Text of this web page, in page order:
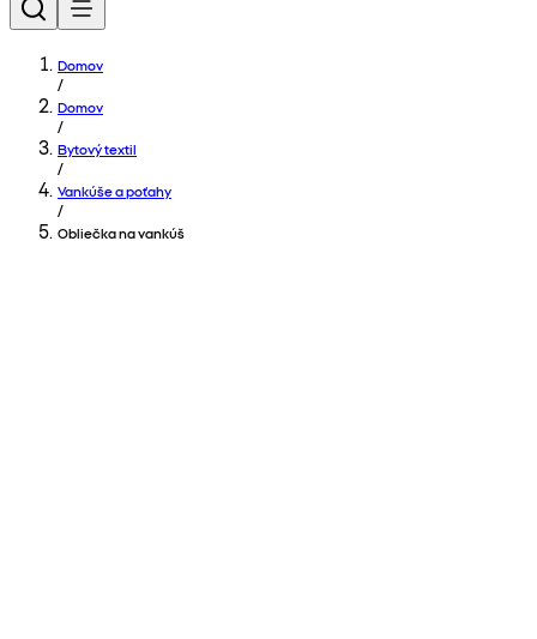
Domov
/
Domov
/
Bytový textil
/
Vankúše a poťahy
/
Obliečka na vankúš